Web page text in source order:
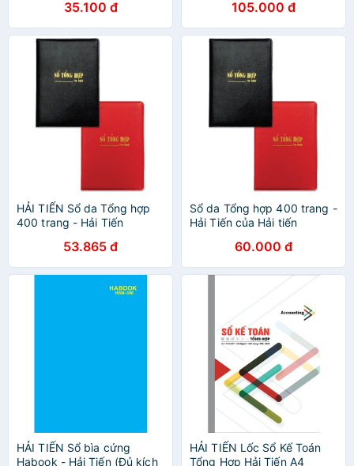
35.100 đ 105.000 đ
HẢI TIẾN Sổ da Tổng hợp
400 trang - Hải Tiến
53.865 đ
Sổ da Tổng hợp 400 trang -
Hải Tiến của Hải tiến
60.000 đ
HẢI TIẾN Sổ bìa cứng
Habook - Hải Tiến (Đủ kích
HẢI TIẾN Lốc Sổ Kế Toán
Tổng Hợp Hải Tiến A4